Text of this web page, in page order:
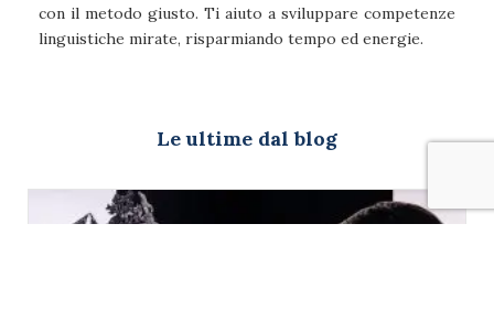
con il metodo giusto. Ti aiuto a sviluppare competenze
linguistiche mirate, risparmiando tempo ed energie.
Le ultime dal blog